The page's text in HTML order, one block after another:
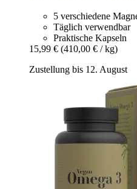
5 verschiedene
Täglich verwendbar
Praktische Kapseln
15,99 € (410,00 € / kg)
Zustellung bis 12. August